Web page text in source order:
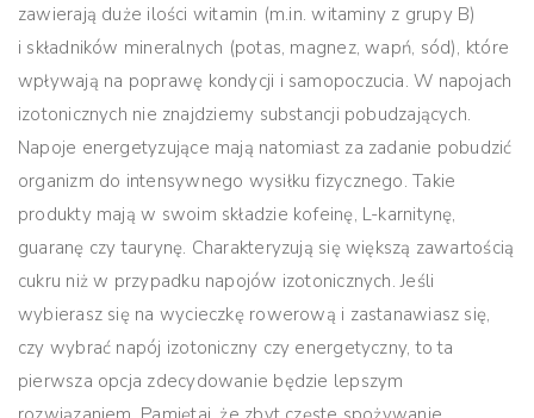
zawierają duże ilości witamin (m.in. witaminy z grupy B)
i składników mineralnych (potas, magnez, wapń, sód), które
wpływają na poprawę kondycji i samopoczucia. W napojach
izotonicznych nie znajdziemy substancji pobudzających.
Napoje energetyzujące mają natomiast za zadanie pobudzić
organizm do intensywnego wysiłku fizycznego. Takie
produkty mają w swoim składzie kofeinę, L-karnitynę,
guaranę czy taurynę. Charakteryzują się większą zawartością
cukru niż w przypadku napojów izotonicznych. Jeśli
wybierasz się na wycieczkę rowerową i zastanawiasz się,
czy wybrać napój izotoniczny czy energetyczny, to ta
pierwsza opcja zdecydowanie będzie lepszym